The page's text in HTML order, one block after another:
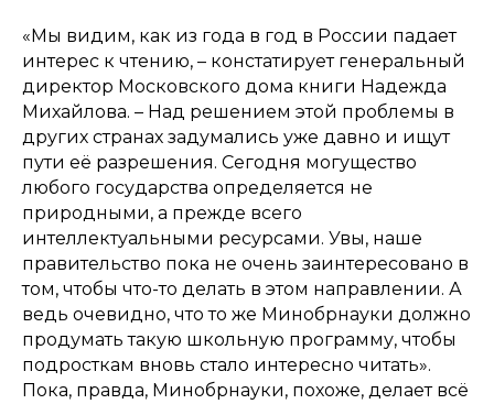
«Мы видим, как из года в год в России падает
интерес к чтению, – констатирует генеральный
директор Московского дома книги Надежда
Михайлова. – Над решением этой проблемы в
других странах задумались уже давно и ищут
пути её разрешения. Сегодня могущество
любого государства определяется не
природными, а прежде всего
интеллектуальными ресурсами. Увы, наше
правительство пока не очень заинтересовано в
том, чтобы что-то делать в этом направлении. А
ведь очевидно, что то же Минобрнауки должно
продумать такую школьную программу, чтобы
подросткам вновь стало интересно читать».
Пока, правда, Минобрнауки, похоже, делает всё